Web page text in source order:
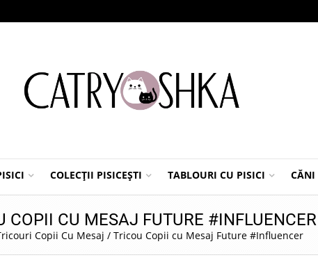
COLECȚII PISICEȘTI TABLOURI CU PISICI CĂNI
COPII CU MESAJ FUTURE #INFLUENCER
Copii Cu Mesaj / Tricou Copii cu Mesaj Future #Influencer